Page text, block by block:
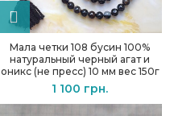
Мала четки 108 бусин 100%
натуральный черный агат и
оникс (не пресс) 10 мм вес 150г
1 100 грн.